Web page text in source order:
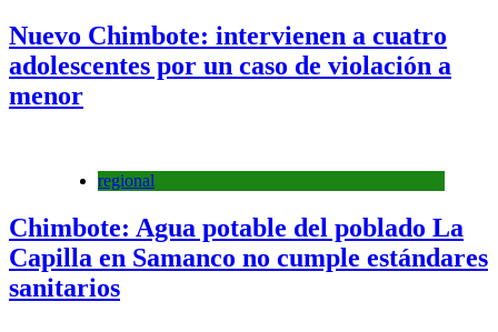
Nuevo Chimbote: intervienen a cuatro
adolescentes por un caso de violación a
menor
regional
Chimbote: Agua potable del poblado La
Capilla en Samanco no cumple estándares
sanitarios